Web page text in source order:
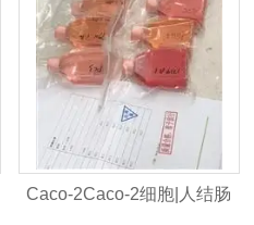
Caco-2Caco-2细胞|人结肠